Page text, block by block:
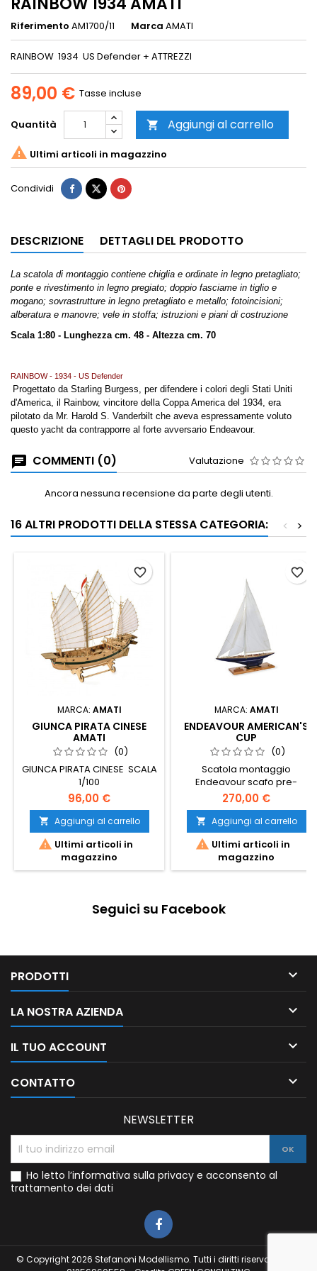
Riferimento AM1700/11 Marca AMATI
RAINBOW 1934 US Defender + ATTREZZI
89,00 € Tasse incluse
Quantità  Aggiungi al carrello
 Ultimi articoli in magazzino
Condividi
DESCRIZIONE DETTAGLI DEL PRODOTTO
La scatola di montaggio contiene chiglia e ordinate in legno pretagliato;
ponte e rivestimento in legno pregiato; doppio fasciame in tiglio e
mogano; sovrastrutture in legno pretagliato e metallo; fotoincisioni;
alberatura e manovre; vele in stoffa; istruzioni e piani di costruzione
Scala 1:80 - Lunghezza cm. 48 - Altezza cm. 70
RAINBOW - 1934 - US Defender
Progettato da Starling Burgess, per difendere i colori degli Stati Uniti
d'America, il Rainbow, vincitore della Coppa America del 1934, era
pilotato da Mr. Harold S. Vanderbilt che aveva espressamente voluto
questo yacht da contrapporre al forte avversario Endeavour.
COMMENTI (0) Valutazione
Ancora nessuna recensione da parte degli utenti.
16 ALTRI PRODOTTI DELLA STESSA CATEGORIA: >
<
MARCA: AMATI
GIUNCA PIRATA CINESE
AMATI
(0)
GIUNCA PIRATA CINESE SCALA
1/100
96,00 €
 Aggiungi al carrello
 Ultimi articoli in
magazzino
favorite_border
MARCA: AMATI
ENDEAVOUR AMERICAN'S
CUP
(0)
Scatola montaggio
Endeavour scafo pre-
montato AMATI 1/50
270,00 €
 Aggiungi al carrello
 Ultimi articoli in
magazzino
favorite_border
Seguici su Facebook
PRODOTTI 
LA NOSTRA AZIENDA 
IL TUO ACCOUNT 
CONTATTO 
NEWSLETTER
Ho letto l’informativa sulla privacy e acconsento al
trattamento dei dati
© Copyright 2026 Stefanoni Modellismo. Tutti i diritti riservati. P.IVA: